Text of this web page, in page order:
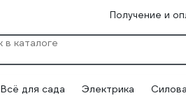
Получение и
Всё для сада Электрика